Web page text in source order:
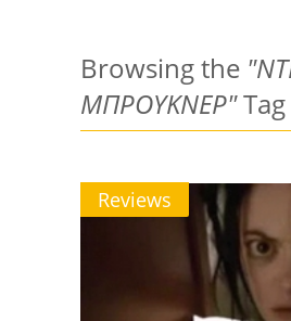
Browsing the
ΜΠΡΟΥΚΝΕΡ"Tag
Reviews